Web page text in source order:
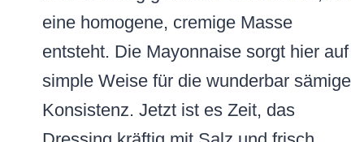
eine homogene, cremige Masse
entsteht. Die Mayonnaise sorgt hier auf
simple Weise für die wunderbar sämige
Konsistenz. Jetzt ist es Zeit, das